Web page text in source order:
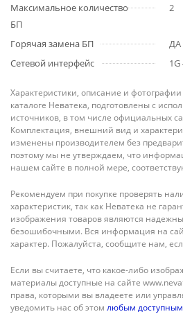
Максимальное количество
БП
2
Горячая замена БП
ДА
Сетевой интерфейс
1G
Характеристики, описание и
каталоге Неватека, подготовлены с
источников, в том числе официальных
Комплектация, внешний вид и
изменены производителем без
поэтому мы не утверждаем, что
нашем сайте в полной мере,
Рекомендуем при покупке проверять
характеристик, так как Неватека не
изображения товаров являются
безошибочными. Вся информация на
характер. Пожалуйста, сообщите нам,
Если вы считаете, что какое-либо
материалы доступные на сайте
права, которыми вы владеете или
уведомить нас об этом любым доступным